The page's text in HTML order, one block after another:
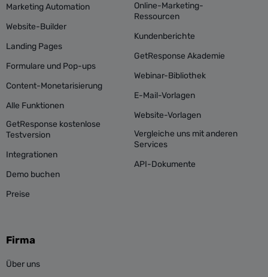
Marketing Automation
Website-Builder
Landing Pages
Formulare und Pop-ups
Content-Monetarisierung
Alle Funktionen
GetResponse kostenlose
Testversion
Integrationen
Demo buchen
Preise
Online-Marketing-
Ressourcen
Kundenberichte
GetResponse Akademie
Webinar-Bibliothek
E-Mail-Vorlagen
Website-Vorlagen
Vergleiche uns mit anderen
Services
API-Dokumente
Firma
Über uns